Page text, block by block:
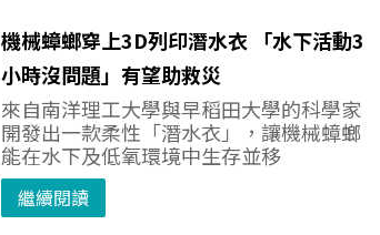
機械蟑螂穿上3D列印潛水衣 「水下活動3
小時沒問題」有望助救災
來自南洋理工大學與早稻田大學的科學家
開發出一款柔性「潛水衣」，讓機械蟑螂
能在水下及低氧環境中生存並移
繼續閱讀